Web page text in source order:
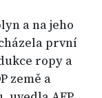
a na jeho
první
ropy a
země a